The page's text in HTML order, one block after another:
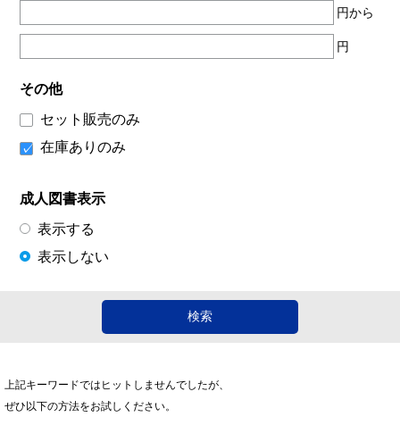
円から
円
その他
セット販売のみ
在庫ありのみ
成人図書表示
表示する
表示しない
上記キーワードではヒットしませんでしたが、
ぜひ以下の方法をお試しください。